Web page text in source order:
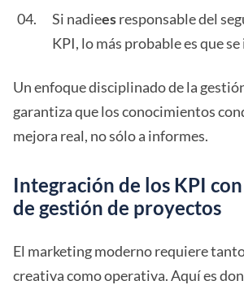
Si nadieesresponsable del
KPI, lo más probable es que
Un enfoque disciplinado de la
garantiza que los conocimientos
mejora real, no sólo a informes.
Integración de los KPI
de gestión de proyectos
El marketing moderno requiere
creativa como operativa. Aquí es